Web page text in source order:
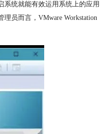
系统就能有效运用系统上的应用
员而言，VMware Workstation